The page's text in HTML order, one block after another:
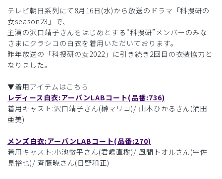
テレビ朝日系列にて8月16日(水)から放送のドラマ「科捜研の
女season23」で、
主演の沢口靖子さんをはじめとする“科捜研”メンバーのみな
さまにクラシコの白衣を着用いただいております。
昨年放送の「科捜研の女2022」に引き続き2回目の衣装協力と
なりました。
▼着用アイテムはこちら
レディース白衣:アーバンLABコート(品番:736)
着用キャスト:沢口靖子さん(榊マリコ)/ 山本ひかるさん(涌田
亜美)
メンズ白衣:アーバンLABコート(品番:270)
着用キャスト:小池徹平さん(君嶋直樹)/ 風間トオルさん(宇佐
見裕也)/ 斉藤暁さん(日野和正)